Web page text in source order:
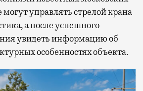
управлять стрелой крана
а после успешного
увидеть информацию об
особенностях объекта.